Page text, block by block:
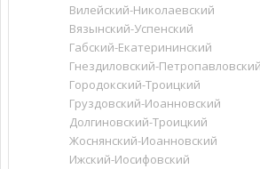
Вилейский-Николаевский
Вязынский-Успенский
Габский-Екатерининский
Гнездиловский-Петропавловский
Городокский-Троицкий
Груздовский-Иоанновский
Долгиновский-Троицкий
Жоснянский-Иоанновский
Ижский-Иосифовский